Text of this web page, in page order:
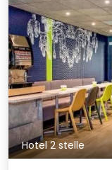
Hotel 2 stelle